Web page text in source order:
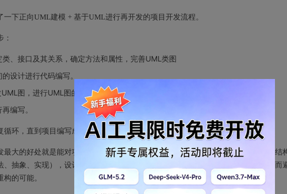
下正向UML建模 + 基于UML进行再开发的项目开发流程。
、接口及其关系，确定方法和属性，完善UML类图
设计进行代码编写。
图，进行UML图的再设计
编写。
环，直到项目编写成了开发者想看到的样子。
大的好处就是能对项目整体有一个把握。不论是对数据结构的把握（属性、数据结
抽象、实现），设计者都能够在开发先前对整个项目有一个十分全面的把握，从而
的可能。